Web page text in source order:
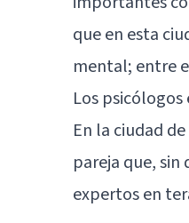
que en esta
mental; entre
Los
En la ciudad
pareja que, sin
expertos en